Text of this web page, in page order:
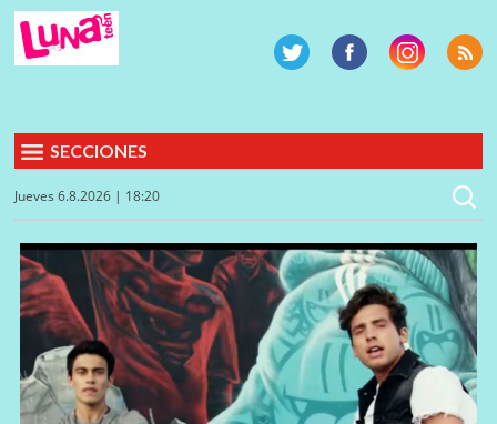
SECCIONES
Jueves 6.8.2026 | 18:20